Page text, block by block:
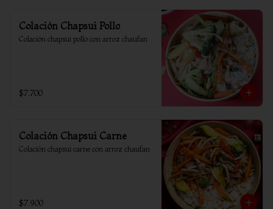
Colación Chapsui Pollo
Colación chapsui pollo con arroz chaufan
$7.700
Colación Chapsui Carne
Colación chapsui carne con arroz chaufan
$7.900